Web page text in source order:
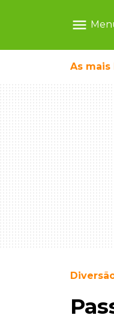
menu
As mais
mercado ilegal de